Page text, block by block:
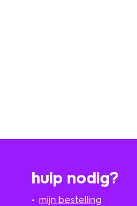
hulp nodig?
mijn bestelling